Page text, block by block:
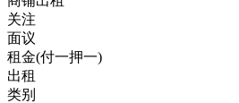
关注
面议
租金(付一押一)
出租
类别